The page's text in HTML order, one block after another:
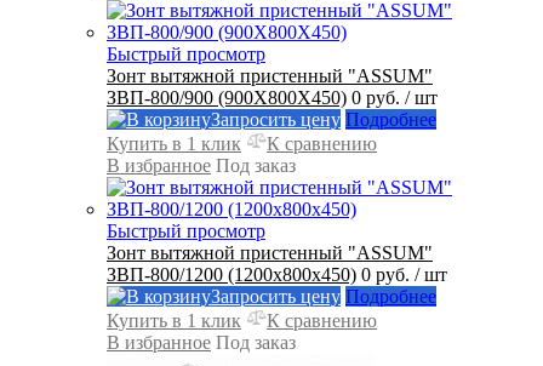
Быстрый просмотр
Зонт вытяжной пристенный "ASSUM"
ЗВП-800/900 (900Х800Х450) 0 руб. / шт
Запросить цену Подробнее
Купить в 1 клик
К сравнению
В избранное Под заказ
Быстрый просмотр
Зонт вытяжной пристенный "ASSUM"
ЗВП-800/1200 (1200х800х450) 0 руб. / шт
Запросить цену Подробнее
Купить в 1 клик
К сравнению
В избранное Под заказ